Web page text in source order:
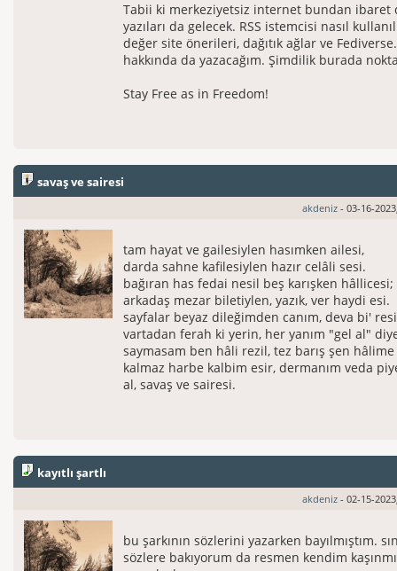
Tabii ki merkeziyetsiz internet bundan ibaret
yazıları da gelecek. RSS istemcisi nasıl
değer site önerileri, dağıtık ağlar ve
hakkında da yazacağım. Şimdilik burada
Stay Free as in Freedom!
savaş ve sairesi
akdeniz - 03-16-
tam hayat ve gailesiylen hasımken ailesi,
darda sahne kafilesiylen hazır celâli sesi.
bağıran has fedai nesil beş karışken hâllicesi;
arkadaş mezar biletiylen, yazık, ver haydi esi.
sayfalar beyaz dileğimden canım, deva bi'
vartadan ferah ki yerin, her yanım "gel al"
saymasam ben hâli rezil, tez barış şen
kalmaz harbe kalbim esir, dermanım veda
al, savaş ve sairesi.
kayıtlı şartlı
akdeniz - 02-15-
bu şarkının sözlerini yazarken bayılmıştım.
sözlere bakıyorum da resmen kendim